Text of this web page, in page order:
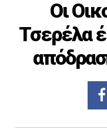
ΣΥΝΔΕΣΜΟΙ
Οι
Τσερέλα